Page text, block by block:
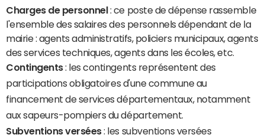
Charges de personnel : ce poste de dépense rassemble
l'ensemble des salaires des personnels dépendant de la
mairie : agents administratifs, policiers municipaux, agents
des services techniques, agents dans les écoles, etc.
Contingents: les contingents représentent des
participations obligatoires d'une commune au
financement de services départementaux, notamment
aux sapeurs-pompiers du département.
Subventions versées: les subventions versées